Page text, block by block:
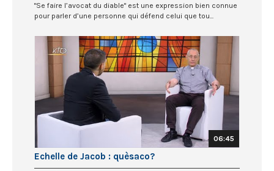
"Se faire l’avocat du diable" est une expression bien connue
pour parler d’une personne qui défend celui que tou...
06:45
Echelle de Jacob : quèsaco?